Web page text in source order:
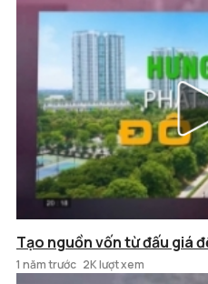
Tạo nguồn vốn từ đấu giá
1 năm trước 2K lượt xem